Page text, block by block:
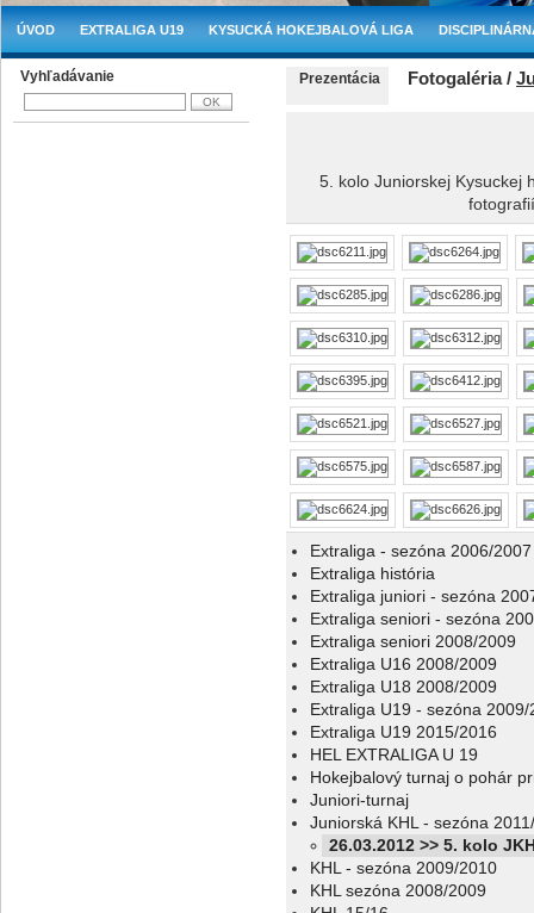
ÚVOD EXTRALIGA U19 KYSUCKÁ HOKEJBALOVÁ LIGA
Vyhľadávanie Prezentácia Fotogaléria /
5. kolo Juniorskej Kysuckej
Extraliga - sezóna 2006/2007
Extraliga história
Extraliga juniori - sezóna
Extraliga seniori - sezóna
Extraliga seniori 2008/2009
Extraliga U16 2008/2009
Extraliga U18 2008/2009
Extraliga U19 - sezóna 2009/
Extraliga U19 2015/2016
HEL EXTRALIGA U 19
Hokejbalový turnaj o pohár
Juniori-turnaj
Juniorská KHL - sezóna
26.03.2012 >> 5. kolo
KHL - sezóna 2009/2010
KHL sezóna 2008/2009